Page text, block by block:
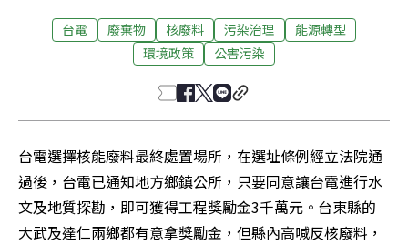
台電 廢棄物 核廢料 污染治理
能源轉型
環境政策
公害污染
台電選擇核能廢料最終處置場所，在選址條例經立法院通
過後，台電已通知地方鄉鎮公所，只要同意讓台電進行水
文及地質探勘，即可獲得工程獎勵金3千萬元。台東縣的
大武及達仁兩鄉都有意拿獎勵金，但縣內高喊反核廢料，